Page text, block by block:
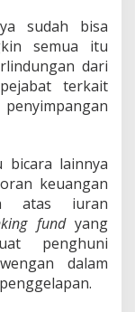
sudah bisa
semua itu
dari
terkait
bicara lainnya
keuangan
atas iuran
fundyang
penghuni
dalam